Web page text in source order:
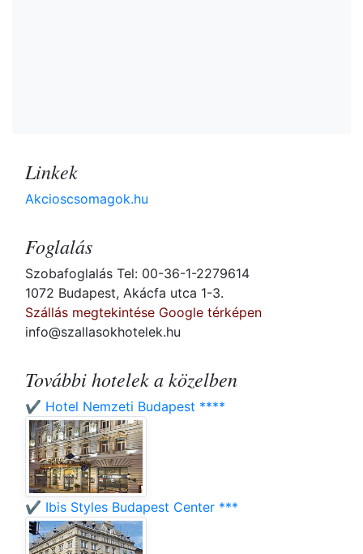
Linkek
Akcioscsomagok.hu
Foglalás
Szobafoglalás Tel: 00-36-1-2279614
1072 Budapest, Akácfa utca 1-3.
Szállás megtekintése Google térképen
info@szallasokhotelek.hu
További hotelek a közelben
✔️ Hotel Nemzeti Budapest ****
✔️ Ibis Styles Budapest Center ***